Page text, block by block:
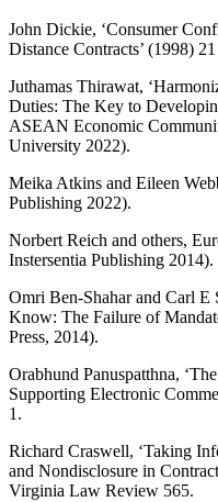
John Dickie, ‘Consumer
Distance Contracts’ (1998)
Juthamas Thirawat,
Duties: The Key to
ASEAN Economic
University 2022).
Meika Atkins and Eileen
Publishing 2022).
Norbert Reich and others,
Instersentia Publishing 2014).
Omri Ben-Shahar and Carl E
Know: The Failure of
Press, 2014).
Orabhund Panuspatthna,
Supporting Electronic
1.
Richard Craswell, ‘Taking
and Nondisclosure in
Virginia Law Review 565.